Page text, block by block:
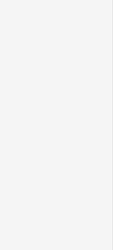
Ворог завдав комбінованого удару
двоє поранених. Ще десятеро
після атаки БПЛА по ринку на
Приїхав за паспортом та
до українських військових